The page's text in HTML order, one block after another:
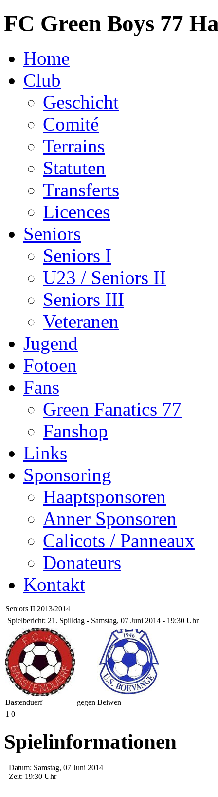
FC Green Boys 77
Home
Club
Geschicht
Comité
Terrains
Statuten
Transferts
Licences
Seniors
Seniors I
U23 / Seniors II
Seniors III
Veteranen
Jugend
Fotoen
Fans
Green Fanatics 77
Fanshop
Links
Sponsoring
Haaptsponsoren
Anner Sponsoren
Calicots / Panneaux
Donateurs
Kontakt
Seniors II 2013/2014
Spielbericht: 21. Spilldag - Samstag, 07 Juni 2014 - 19:30 Uhr
Bastenduerf gegen Beiwen
1 0
Spielinformationen
Datum: Samstag, 07 Juni 2014
Zeit: 19:30 Uhr